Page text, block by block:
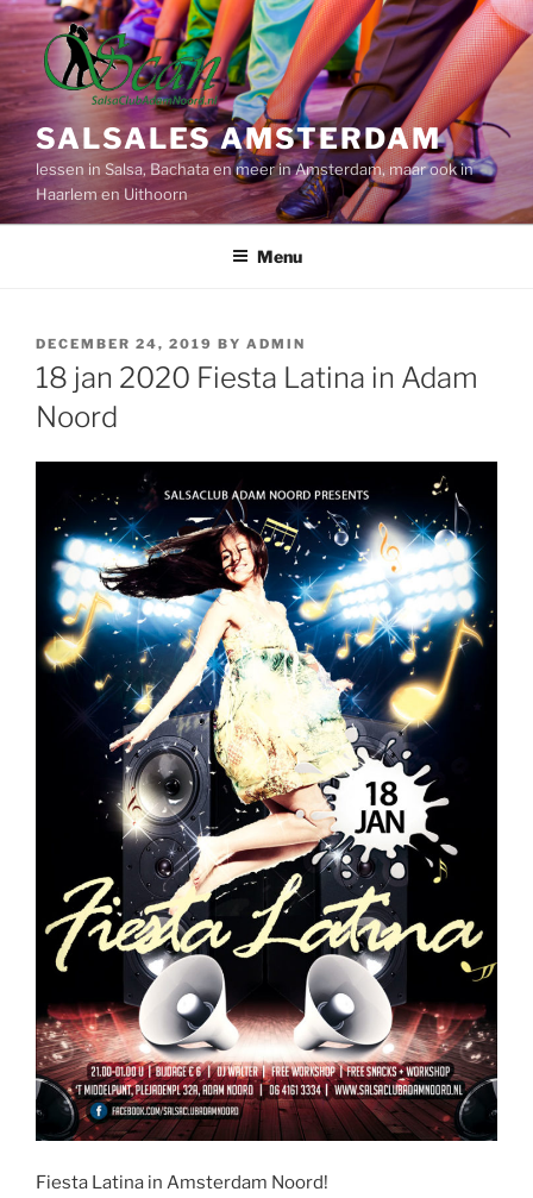
Skip
to
content
SALSALES AMSTERDAM
lessen in Salsa, Bachata en meer in Amsterdam, maar ook in
Haarlem en Uithoorn
Menu
POSTED
ON
DECEMBER 24, 2019 BY ADMIN
18 jan 2020 Fiesta Latina in Adam
Noord
Fiesta Latina in Amsterdam Noord!